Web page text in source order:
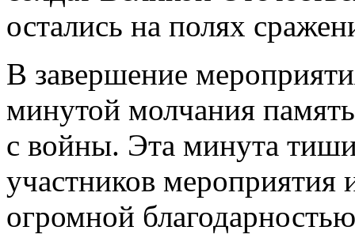
остались на полях
В завершение
минутой молчания
с войны. Эта минута
участников мероприятия
огромной